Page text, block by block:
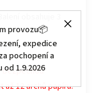
provozu📦
expedice
pochopení a
1.9.2026
až 12 archů papíru.